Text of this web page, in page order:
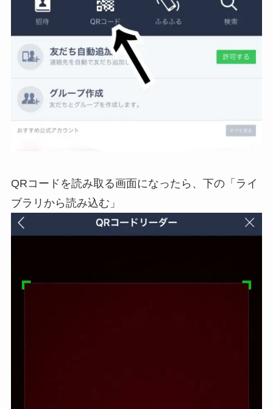
QRコードを読み取る画面になったら、下の「ライ
ブラリから読み込む」